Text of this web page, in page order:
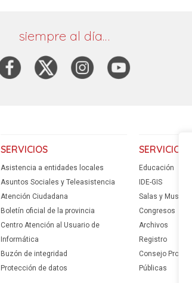
siempre al día…
SERVICIOS
Asistencia a entidades locales
Asuntos Sociales y Teleasistencia
Atención Ciudadana
Boletín oficial de la provincia
Centro Atención al Usuario de
Informática
Buzón de integridad
Protección de datos
SERVICIOS
Educación
IDE-GIS
Salas y Museos
Congresos
Archivos
Registro
Consejo
Públicas